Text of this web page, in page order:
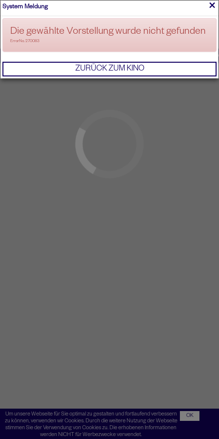
ANMELDEN
Um unsere Webseite für Sie optimal zu gestalten und fortlaufend verbessern
zu können, verwenden wir Cookies. Durch die weitere Nutzung der Webseite
stimmen Sie der Verwendung von Cookies zu. Die erhobenen Informationen
werden NICHT für Werbezwecke verwendet.
OK
×
System Meldung
Die gewählte Vorstellung wurde nicht gefunden
ErrorNo. 270083
ZURÜCK ZUM KINO